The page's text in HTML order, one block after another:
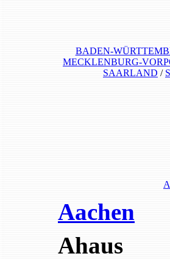
BADEN-
MECKLENBURG-
SAARLAND /
A
Aachen
Ahaus